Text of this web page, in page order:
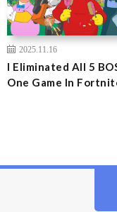
2025.11.16
I Eliminated All 5
One Game In